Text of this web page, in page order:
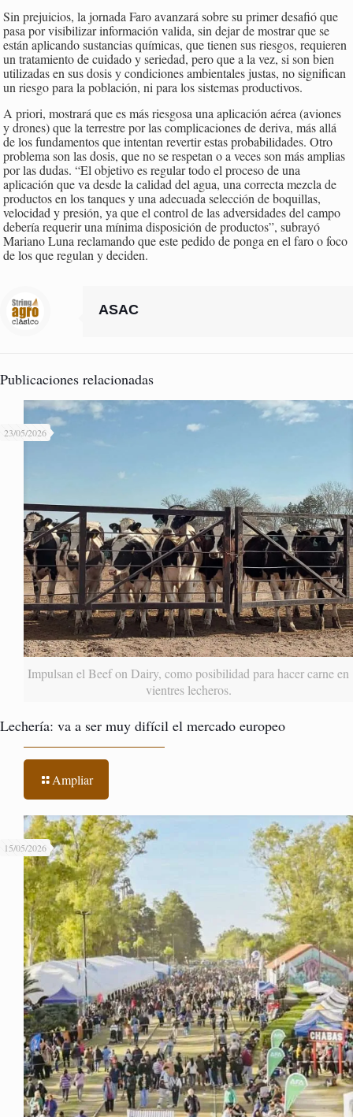
Sin prejuicios, la jornada Faro avanzará sobre su primer desafió que
pasa por visibilizar información valida, sin dejar de mostrar que se
están aplicando sustancias químicas, que tienen sus riesgos, requieren
un tratamiento de cuidado y seriedad, pero que a la vez, si son bien
utilizadas en sus dosis y condiciones ambientales justas, no significan
un riesgo para la población, ni para los sistemas productivos.
A priori, mostrará que es más riesgosa una aplicación aérea (aviones
y drones) que la terrestre por las complicaciones de deriva, más allá
de los fundamentos que intentan revertir estas probabilidades. Otro
problema son las dosis, que no se respetan o a veces son más amplias
por las dudas. “El objetivo es regular todo el proceso de una
aplicación que va desde la calidad del agua, una correcta mezcla de
productos en los tanques y una adecuada selección de boquillas,
velocidad y presión, ya que el control de las adversidades del campo
debería requerir una mínima disposición de productos”, subrayó
Mariano Luna reclamando que este pedido de ponga en el faro o foco
de los que regulan y deciden.
ASAC
Publicaciones relacionadas
Impulsan el Beef on Dairy, como posibilidad para hacer carne en
vientres lecheros.
23/05/2026
Lechería: va a ser muy difícil el mercado europeo
Ampliar
15/05/2026